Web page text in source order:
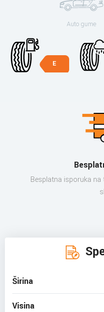
Auto gume
E
Besplatna isporuka na
Širina
Visina